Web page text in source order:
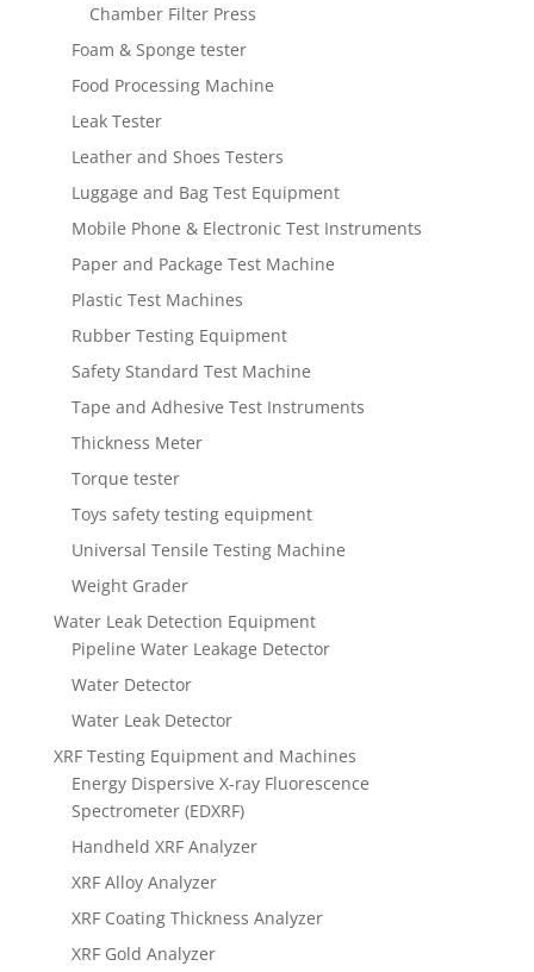
Chamber Filter Press
Foam & Sponge tester
Food Processing Machine
Leak Tester
Leather and Shoes Testers
Luggage and Bag Test Equipment
Mobile Phone & Electronic Test Instruments
Paper and Package Test Machine
Plastic Test Machines
Rubber Testing Equipment
Safety Standard Test Machine
Tape and Adhesive Test Instruments
Thickness Meter
Torque tester
Toys safety testing equipment
Universal Tensile Testing Machine
Weight Grader
Water Leak Detection Equipment
Pipeline Water Leakage Detector
Water Detector
Water Leak Detector
XRF Testing Equipment and Machines
Energy Dispersive X-ray Fluorescence
Spectrometer (EDXRF)
Handheld XRF Analyzer
XRF Alloy Analyzer
XRF Coating Thickness Analyzer
XRF Gold Analyzer